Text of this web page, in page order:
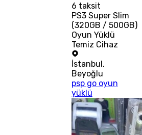
6 taksit
PS3 Super Slim
(320GB / 500GB)
Oyun Yüklü
Temiz Cihaz
İstanbul,
Beyoğlu
psp go oyun
yüklü